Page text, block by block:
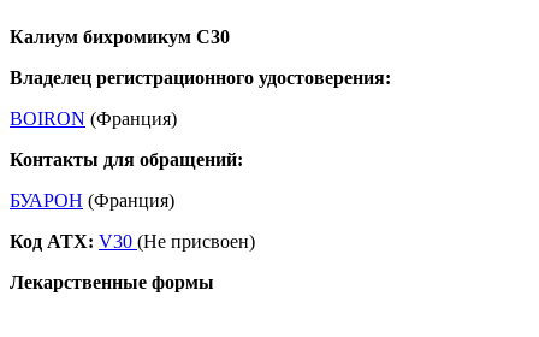
Калиум бихромикум С30
Владелец регистрационного удостоверения:
BOIRON (Франция)
Контакты для обращений:
БУАРОН (Франция)
Код ATX: V30 (Не присвоен)
Лекарственные формы